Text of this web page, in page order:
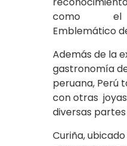
como el
Emblemático
Además de la
gastronomía
peruana, Perú
con otras
diversas
Curiña,